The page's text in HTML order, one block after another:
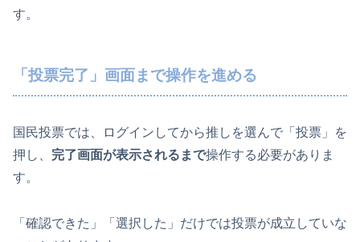
す。
「投票完了」画面まで操作を進める
国民投票では、ログインしてから推しを選んで「投票」を
押し、 完了画面が表示されるまで操作する必要がありま
す。
「確認できた」「選択した」だけでは投票が成立していな